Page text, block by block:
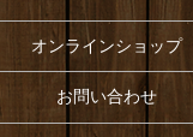
オンラインショップ
お問い合わせ